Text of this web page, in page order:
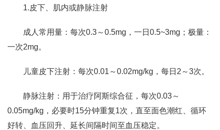
1.皮下、肌内或静脉注射
成人常用量：每次0.3～0.5mg，一日0.5~3mg；极量：
一次2mg。
儿童皮下注射：每次0.01～0.02mg/kg，每日2～3次。
静脉注射：用于治疗阿斯综合征，每次0.03～
0.05mg/kg，必要时15分钟重复1次，直至面色潮红、循环
好转、血压回升、延长间隔时间至血压稳定。